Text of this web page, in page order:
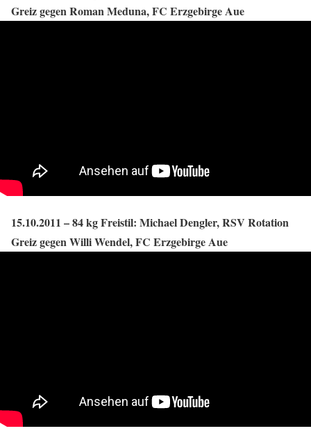
Greiz gegen Roman Meduna, FC Erzgebirge Aue
15.10.2011 – 84 kg Freistil: Michael Dengler, RSV Rotation
Greiz gegen Willi Wendel, FC Erzgebirge Aue